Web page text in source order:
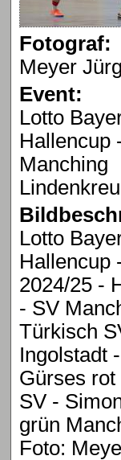
Fotograf:
Meyer
Event:
Lotto
Hallencup
Manching
Lotto
Hallencup
2024/25 -
- SV
Türkisch
Ingolstadt
Gürses
SV -
grün
Foto: